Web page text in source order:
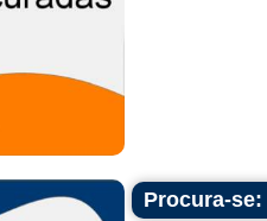
Procura-